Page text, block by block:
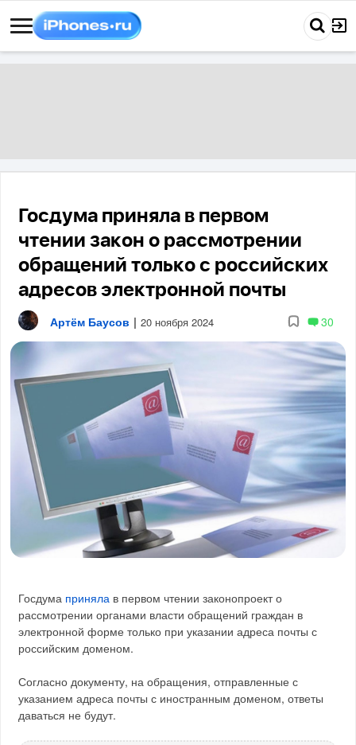
Госдума приняла в первом
чтении закон о рассмотрении
обращений только с российских
адресов электронной почты
Артём Баусов | 20 ноября 2024 30
Госдума приняла в первом чтении законопроект о
рассмотрении органами власти обращений граждан в
электронной форме только при указании адреса почты с
российским доменом.
Согласно документу, на обращения, отправленные с
указанием адреса почты с иностранным доменом, ответы
даваться не будут.